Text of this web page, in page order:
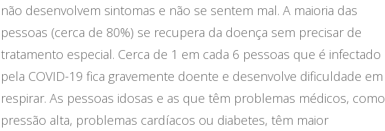
não desenvolvem sintomas e não se sentem mal. A maioria das
pessoas (cerca de 80%) se recupera da doença sem precisar de
tratamento especial. Cerca de 1 em cada 6 pessoas que é infectado
pela COVID-19 fica gravemente doente e desenvolve dificuldade em
respirar. As pessoas idosas e as que têm problemas médicos, como
pressão alta, problemas cardíacos ou diabetes, têm maior